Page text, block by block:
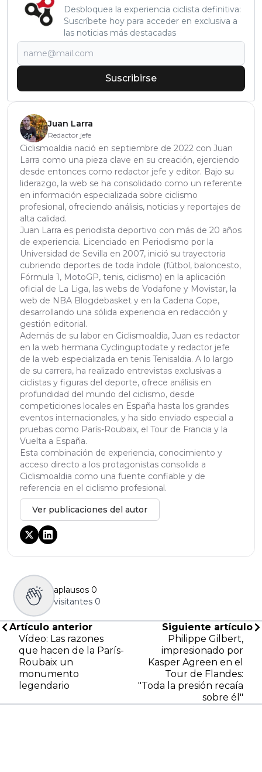
Desbloquea la experiencia ciclista definitiva:
Suscríbete hoy para acceder en exclusiva a
las noticias más destacadas
Suscribirse
Juan Larra
Redactor jefe
Ciclismoaldia nació en septiembre de 2022 con Juan
Larra como una pieza clave en su creación, ejerciendo
desde entonces como redactor jefe y editor. Bajo su
liderazgo, la web se ha consolidado como un referente
en información especializada sobre ciclismo
profesional, ofreciendo análisis, noticias y reportajes de
alta calidad.
Juan Larra es periodista deportivo con más de 20 años
de experiencia. Licenciado en Periodismo por la
Universidad de Sevilla en 2007, inició su trayectoria
cubriendo deportes de toda índole (fútbol, baloncesto,
Fórmula 1, MotoGP, tenis, ciclismo) en la aplicación
oficial de La Liga, las webs de Vodafone y Movistar, la
web de NBA Blogdebasket y en la Cadena Cope,
desarrollando una sólida experiencia en redacción y
gestión editorial.
Además de su labor en Ciclismoaldia, Juan es redactor
en la web hermana Cyclinguptodate y redactor jefe
de la web especializada en tenis Tenisaldia. A lo largo
de su carrera, ha realizado entrevistas exclusivas a
ciclistas y figuras del deporte, ofrece análisis en
profundidad del mundo del ciclismo, desde
competiciones locales en España hasta los grandes
eventos internacionales, y ha sido enviado especial a
pruebas como París-Roubaix, el Tour de Francia y la
Vuelta a España.
Esta combinación de experiencia, conocimiento y
acceso directo a los protagonistas consolida a
Ciclismoaldia como una fuente confiable y de
referencia en el ciclismo profesional.
Ver publicaciones del autor
aplausos 0
visitantes 0
Artículo anterior
Vídeo: Las razones
que hacen de la París-
Roubaix un
monumento
legendario
Siguiente artículo
Philippe Gilbert,
impresionado por
Kasper Agreen en el
Tour de Flandes:
"Toda la presión recaía
sobre él"